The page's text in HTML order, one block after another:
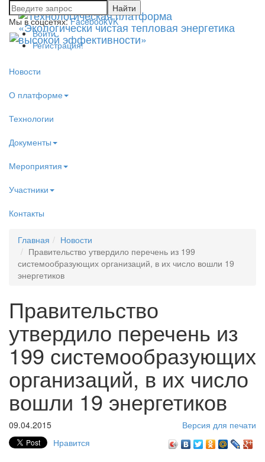
Мы в соцсетях:FacebookVK
Войти
Регистрация!
Новости
О платформе
Технологии
Документы
Мероприятия
Участники
Контакты
Главная
Новости
Правительство утвердило перечень из 199
системообразующих организаций, в их число вошли 19
энергетиков
Правительство
утвердило перечень из
199 системообразующих
организаций, в их число
вошли 19 энергетиков
Версия для печати
09.04.2015
Нравится